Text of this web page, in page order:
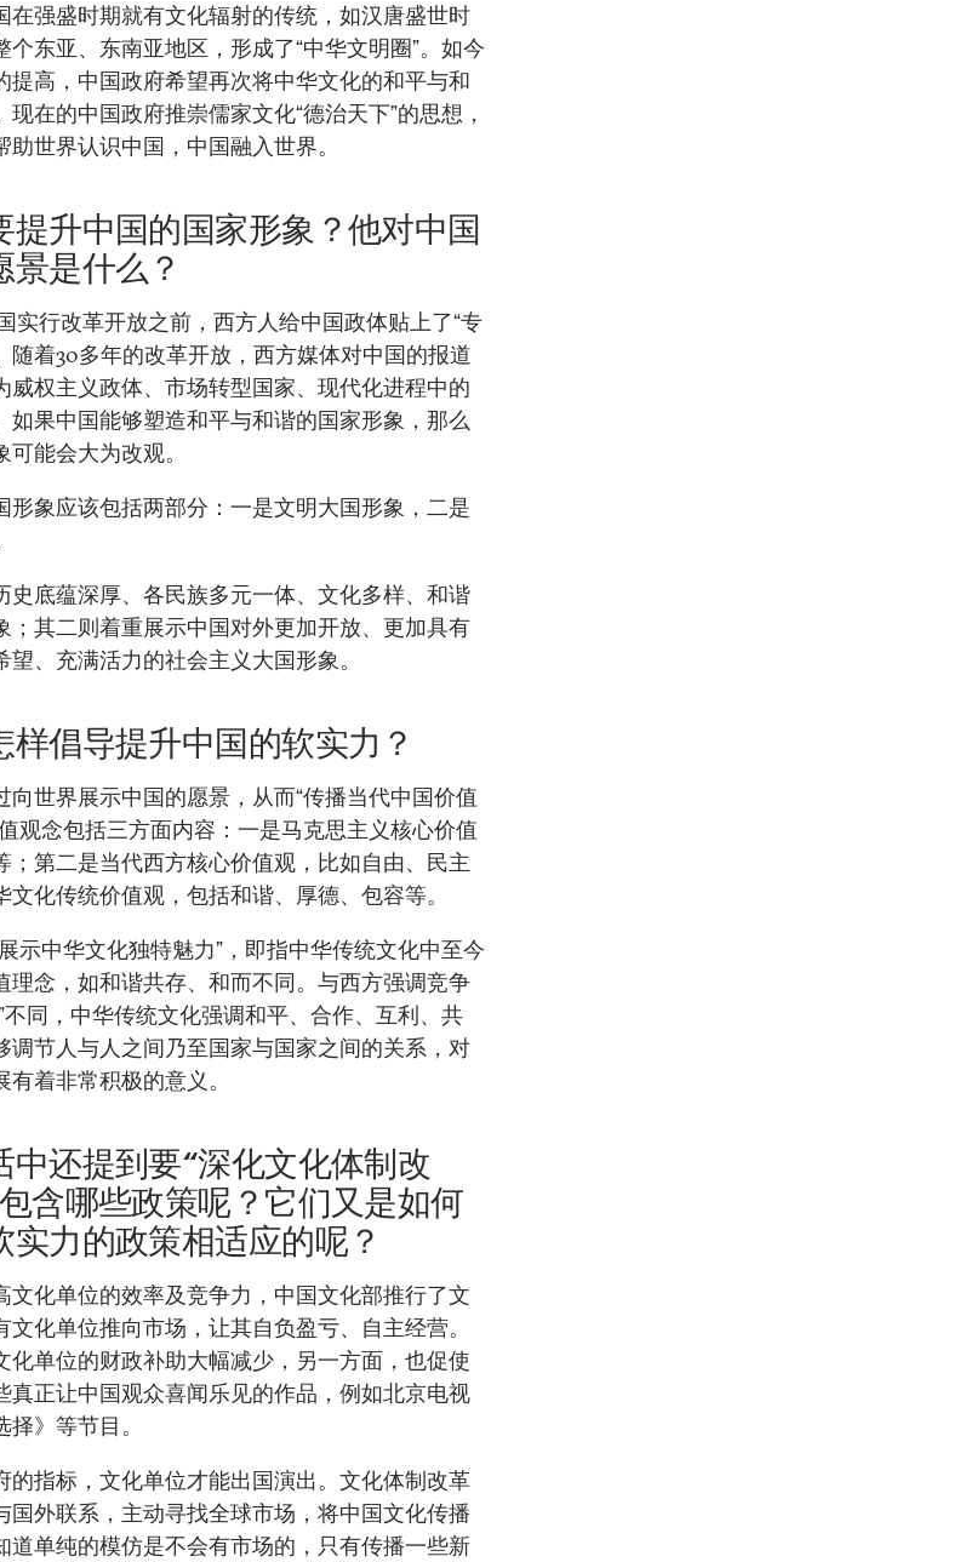
在强盛时期就有文化辐射的传统，如汉唐盛世时
东亚、东南亚地区，形成了“中华文明圈”。如今
提高，中国政府希望再次将中华文化的和平与和
在的中国政府推崇儒家文化“德治天下”的思想，
世界认识中国，中国融入世界。
提升中国的国家形象？他对中国
景是什么？
实行改革开放之前，西方人给中国政体贴上了“专
随着30多年的改革开放，西方媒体对中国的报道
威权主义政体、市场转型国家、现代化进程中的
如果中国能够塑造和平与和谐的国家形象，那么
能会大为改观。
形象应该包括两部分：一是文明大国形象，二是
史底蕴深厚、各民族多元一体、文化多样、和谐
；其二则着重展示中国对外更加开放、更加具有
、充满活力的社会主义大国形象。
样倡导提升中国的软实力？
向世界展示中国的愿景，从而“传播当代中国价值
观念包括三方面内容：一是马克思主义核心价值
；第二是当代西方核心价值观，比如自由、民主
化传统价值观，包括和谐、厚德、包容等。
示中华文化独特魅力”，即指中华传统文化中至今
理念，如和谐共存、和而不同。与西方强调竞争
不同，中华传统文化强调和平、合作、互利、共
调节人与人之间乃至国家与国家之间的关系，对
着非常积极的意义。
中还提到要“深化文化体制改
含哪些政策呢？它们又是如何
实力的政策相适应的呢？
文化单位的效率及竞争力，中国文化部推行了文
化单位推向市场，让其自负盈亏、自主经营。
化单位的财政补助大幅减少，另一方面，也促使
真正让中国观众喜闻乐见的作品，例如北京电视
》等节目。
的指标，文化单位才能出国演出。文化体制改革
国外联系，主动寻找全球市场，将中国文化传播
道单纯的模仿是不会有市场的，只有传播一些新